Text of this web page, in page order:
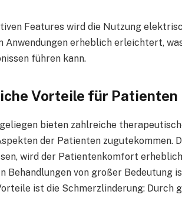
Features wird die Nutzung
Anwendungen erheblich erleichtert,
führen kann.
Vorteile für Patienten
bieten zahlreiche
der Patienten zugutekommen.
wird der Patientenkomfort
Behandlungen von großer Bedeutung
ist die Schmerzlinderung: Durch